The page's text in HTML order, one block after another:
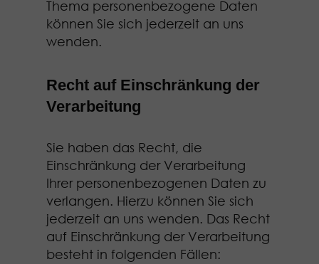
Thema personenbezogene Daten
können Sie sich jederzeit an uns
wenden.
Recht auf Einschränkung der
Verarbeitung
Sie haben das Recht, die
Einschränkung der Verarbeitung
Ihrer personenbezogenen Daten zu
verlangen. Hierzu können Sie sich
jederzeit an uns wenden. Das Recht
auf Einschränkung der Verarbeitung
besteht in folgenden Fällen: